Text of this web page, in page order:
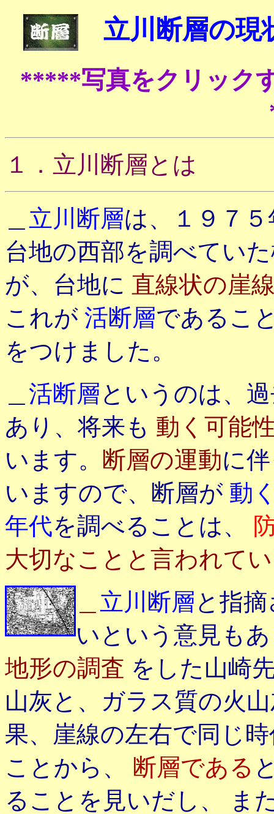
立川断層の現
*****写真をクリック
１．立川断層とは
立川断層は、１９７
台地の西部を調べてい
が、台地に 直線状の崖
これが 活断層であるこ
をつけました。
活断層というのは、
あり、将来も 動く可能
います。 断層の運動に
いますので、断層が 動
年代を調べることは、
大切なことと言われて
立川断層と指
いという意見も
地形の調査 をした山崎
山灰と、ガラス質の火
果、崖線の左右で同じ
ことから、 断層である
ることを見いだし、 ま